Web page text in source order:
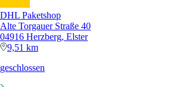
DHL Paketshop
Alte Torgauer Straße 40
04916 Herzberg, Elster
9,51 km
geschlossen